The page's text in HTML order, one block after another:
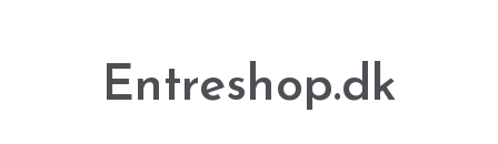
Entreshop.dk